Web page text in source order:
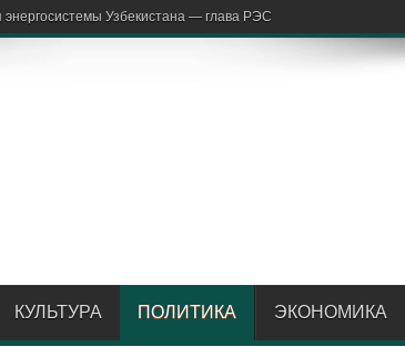
КУЛЬТУРА ПОЛИТИКА ЭКОНОМИКА